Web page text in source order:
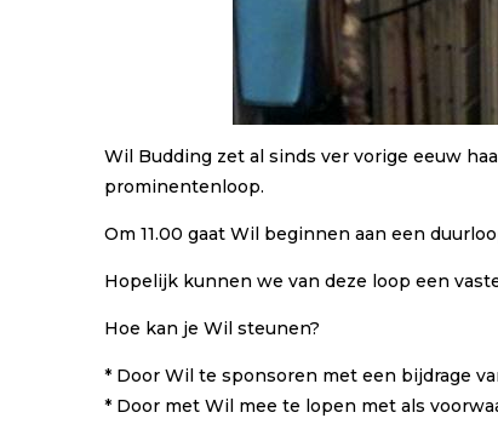
Wil Budding zet al sinds ver vorige eeuw
prominentenloop.
Om 11.00 gaat Wil beginnen aan een
Hopelijk kunnen we van deze loop een
Hoe kan je Wil steunen?
* Door Wil te sponsoren met een bijdrage
* Door met Wil mee te lopen met als